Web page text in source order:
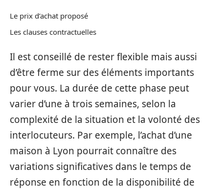
Le prix d’achat proposé
Les clauses contractuelles
Il est conseillé de rester flexible mais aussi
d’être ferme sur des éléments importants
pour vous. La durée de cette phase peut
varier d’une à trois semaines, selon la
complexité de la situation et la volonté des
interlocuteurs. Par exemple, l’achat d’une
maison à Lyon pourrait connaître des
variations significatives dans le temps de
réponse en fonction de la disponibilité de